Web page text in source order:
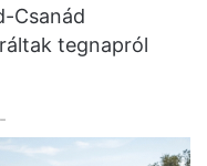
Csanád
tegnapról